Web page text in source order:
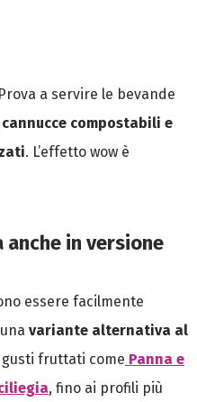
a servire le bevande
compostabili e
. L’effetto wow è
anche in versione
essere facilmente
variante alternativa al
gusti fruttati come Panna e
, fino ai profili più